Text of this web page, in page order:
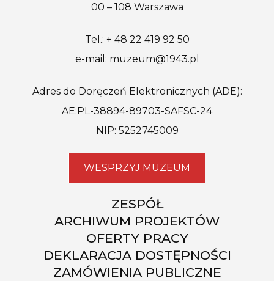
00 – 108 Warszawa
Tel.: + 48 22 419 92 50
e-mail: muzeum@1943.pl
Adres do Doręczeń Elektronicznych (ADE):
AE:PL-38894-89703-SAFSC-24
NIP: 5252745009
WESPRZYJ MUZEUM
ZESPÓŁ
ARCHIWUM PROJEKTÓW
OFERTY PRACY
DEKLARACJA DOSTĘPNOŚCI
ZAMÓWIENIA PUBLICZNE